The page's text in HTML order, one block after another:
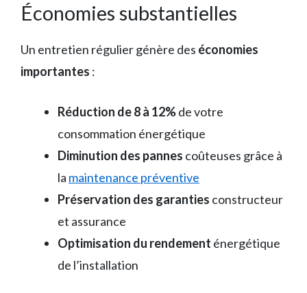
Économies substantielles
Un entretien régulier génère des économies
importantes :
Réduction de 8 à 12%de votre
consommation énergétique
Diminution des pannes coûteuses grâce à
la maintenance préventive
Préservation des garanties constructeur
et assurance
Optimisation du rendement énergétique
de l’installation